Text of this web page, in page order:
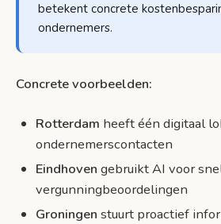
betekent concrete
ondernemers.
Concrete voorbeelden:
Rotterdam heeft één digitaal
ondernemerscontacten
Eindhoven gebruikt AI voor
vergunningbeoordelingen
Groningen stuurt proactief